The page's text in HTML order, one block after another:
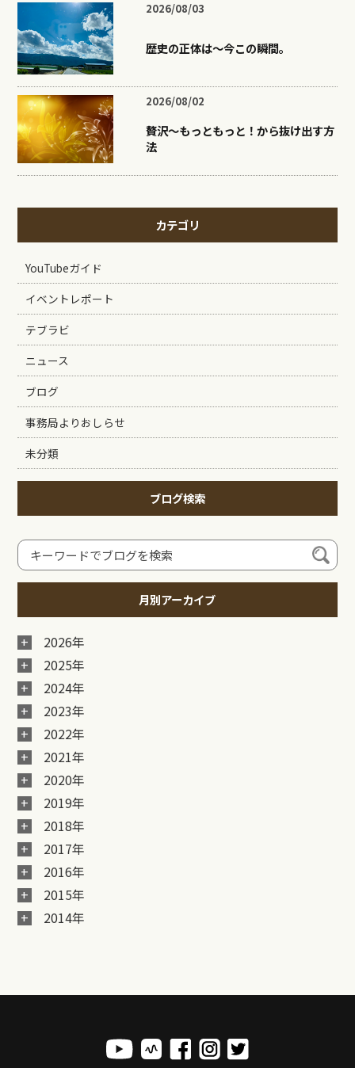
2026/08/03
歴史の正体は〜今この瞬間。
2026/08/02
贅沢〜もっともっと！から抜け出す方
法
カテゴリ
YouTubeガイド
イベントレポート
テブラビ
ニュース
ブログ
事務局よりおしらせ
未分類
ブログ検索
月別アーカイブ
2026年
2025年
2024年
2023年
2022年
2021年
2020年
2019年
2018年
2017年
2016年
2015年
2014年